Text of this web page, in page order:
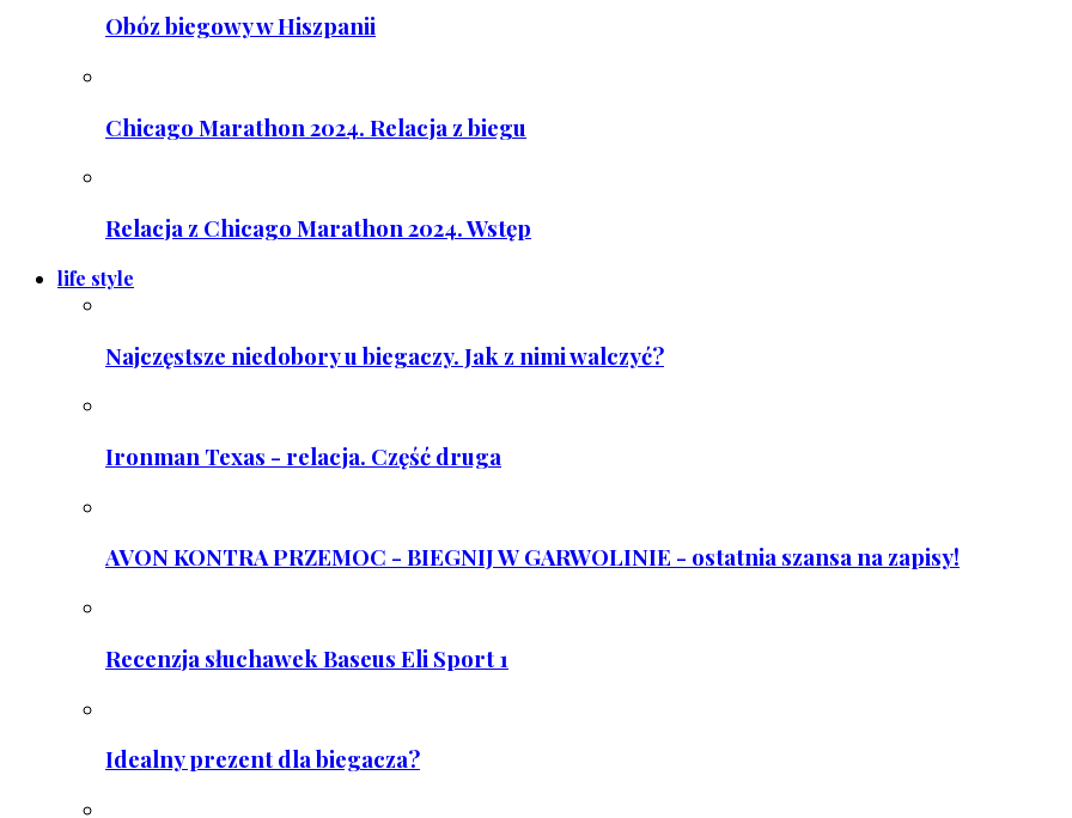
Obóz biegowy w Hiszpanii
Chicago Marathon 2024. Relacja z biegu
Relacja z Chicago Marathon 2024. Wstęp
life style
Najczęstsze niedobory u biegaczy. Jak z nimi walczyć?
Ironman Texas - relacja. Część druga
AVON KONTRA PRZEMOC - BIEGNIJ W GARWOLINIE - ostatnia szansa na zapisy!
Recenzja słuchawek Baseus Eli Sport 1
Idealny prezent dla biegacza?